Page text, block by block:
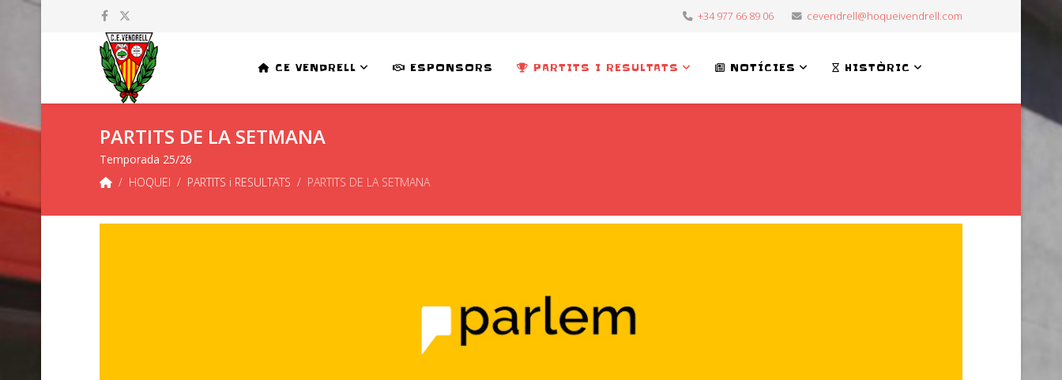
+34 977 66 89 06 cevendrell@hoqueivendrell.com
CE VENDRELL ESPONSORS PARTITS I RESULTATS NOTÍCIES HISTÒRIC
PARTITS DE LA SETMANA
Temporada 25/26
HOQUEI
PARTITS i RESULTATS PARTITS DE LA SETMANA